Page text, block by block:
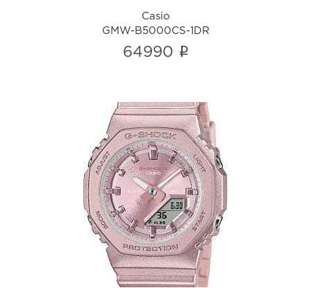
Casio
GMW-B5000CS-1DR
64990 i
G-shock
GMA-P2100ST-4A
i